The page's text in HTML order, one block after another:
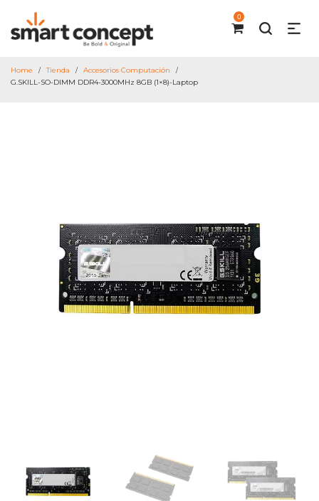
0
Home / Tienda / Accesorios Computación /
G.SKILL-SO-DIMM DDR4-3000MHz 8GB (1×8)-Laptop